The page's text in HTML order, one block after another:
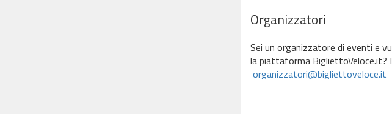
Organizzatori
Sei un organizzatore di eventi e
la piattaforma BigliettoVeloce.it?
organizzatori@bigliettoveloce.it